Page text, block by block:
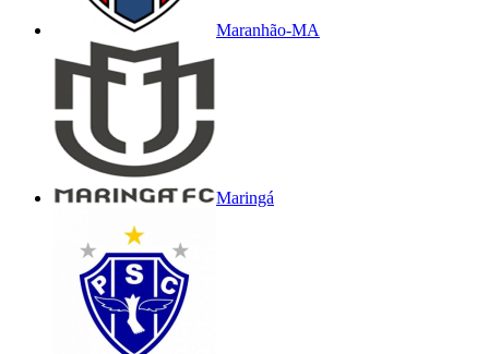
Maranhão-MA
Maringá